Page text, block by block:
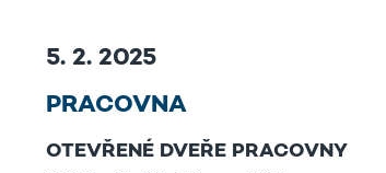
5. 2. 2025
PRACOVNA
OTEVŘENÉ DVEŘE PRACOVNY